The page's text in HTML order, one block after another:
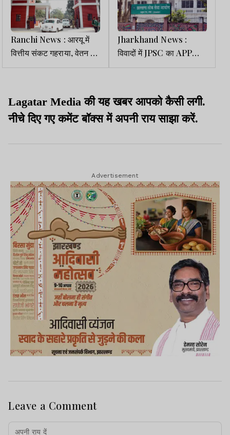
Ranchi News : आरयू में
वित्तीय संकट गहराया, वेतन व
पेंशन भुगतान की बढ़ी चिंता
Jharkhand News :
विवादों में JPSC का APP
रिजल्ट, दो सदस्यों ने साइन
Lagatar Media की यह खबर आपको कैसी लगी.
नीचे दिए गए कमेंट बॉक्स में अपनी राय साझा करें.
Advertisement
Leave a Comment